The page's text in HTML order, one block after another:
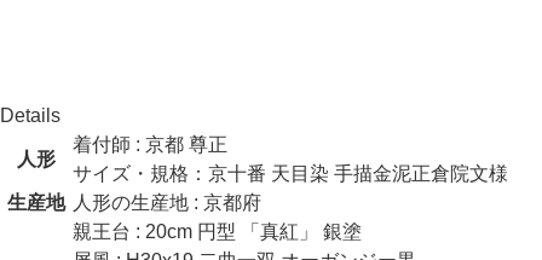
Details
人形
着付師 : 京都 尊正
サイズ・規格：京十番 天目染 手描金泥正倉院文様
生産地 人形の生産地 : 京都府
親王台 : 20cm 円型 「真紅」 銀塗